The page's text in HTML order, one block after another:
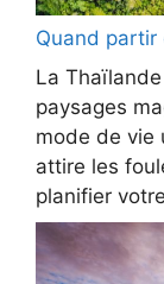
Quand partir
La
paysages
mode de vie
attire les
planifier